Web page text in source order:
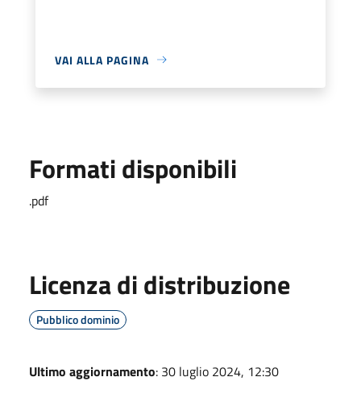
VAI ALLA PAGINA
Formati disponibili
.pdf
Licenza di distribuzione
Pubblico dominio
Ultimo aggiornamento: 30 luglio 2024, 12:30